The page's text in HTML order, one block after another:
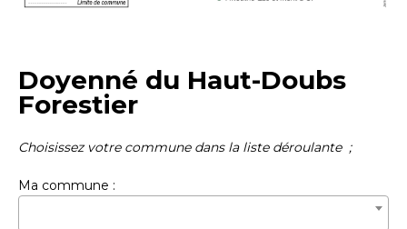
Doyenné du Haut-Doubs
Forestier
Choisissez votre commune dans la liste déroulante ;
Ma commune :